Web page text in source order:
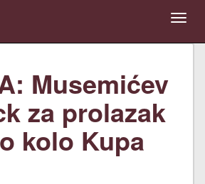
Musemićev
za prolazak
kolo Kupa